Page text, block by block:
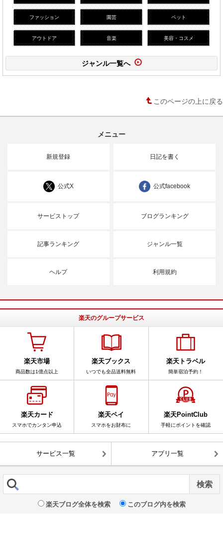
ファッション 園芸 ペット
アウトドア 音楽 美容・コスメ
ジャンル一覧へ
このページの上に戻る
メニュー
新規登録 日記を書く
公式X 公式facebook
サービストップ ブログランキング
記事ランキング ジャンル一覧
ヘルプ 利用規約
楽天のグループサービス
楽天市場
商品数は1億点以上
楽天ブックス
いつでも全品送料無料
楽天トラベル
簡単宿泊予約！
楽天カード
スマホでカンタン申込
楽天ペイ
スマホをお財布に
楽天PointClub
手軽にポイントを確認
サービス一覧 アプリ一覧
楽天ブログ全体を検索 このブログ内を検索